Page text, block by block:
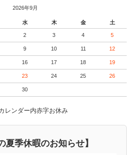
2026年9月
水 木 金 土
2 3 4 5
9 10 11 12
16 17 18 19
23 24 25 26
30
レンダー内赤字お休み
夏季休暇のお知らせ】